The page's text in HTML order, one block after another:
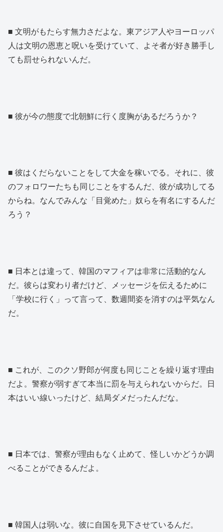
■ 文明がもたらす無力さだよな。東アジア人やヨーロッパ
人は文明の恩恵と呪いを受けていて、よそ者が好き勝手し
ても罰せられないんだ。
■ 彼が今の態度で北朝鮮に行く度胸があるだろうか？
■ 彼はくだらないことをして大金を稼いでる。それに、彼
のフォロワーたちも同じことをするんだ、彼が成功してる
からね。なんでみんな「目覚めた」奴らを有名にするんだ
ろう？
■ 日本とは違って、韓国のマフィアは非常に活動的なん
だ。彼らは変わり者だけど、メッセージを伝えるために
「学校に行く」って言って、数週間姿を消すのは平気なん
だ。
■ これが、このクソ野郎が何度も同じことを繰り返す理由
だよ。警察が弱すぎて本当に罰を与えられないからだ。日
本はいい線いったけど、結局ダメだったんだな。
■ 日本では、警察が理由もなく止めて、怪しいかどうか調
べることができるんだよ。
■ 韓国人は弱いな。彼に自国を見下させているんだ。